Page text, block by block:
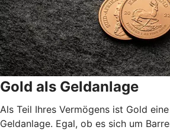
Gold als Geldanlage
Als Teil Ihres Vermögens ist Gold
Geldanlage. Egal, ob es sich um